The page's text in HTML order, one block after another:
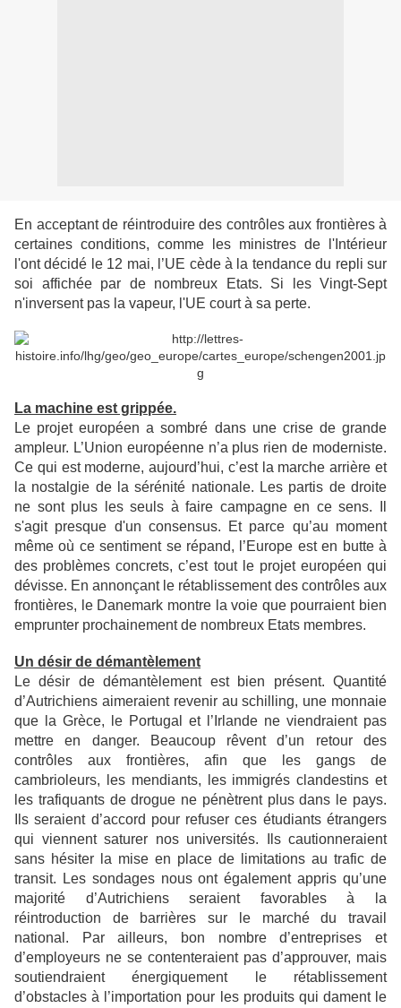
En acceptant de réintroduire des contrôles aux frontières à
certaines conditions, comme les ministres de
l'Intérieur
l'ont décidé le 12 mai, l’UE cède à la tendance du repli sur
soi affichée par de nombreux Etats. Si
les Vingt-Sept
n'inversent pas la vapeur, l'UE court à sa perte.
La machine est grippée.
Le projet européen a sombré dans une crise de grande
ampleur. L’Union européenne n’a plus rien de moderniste.
Ce qui est moderne, aujourd’hui, c’est la marche arrière et
la nostalgie de la sérénité nationale. Les partis de droite
ne sont plus les seuls à faire campagne en ce sens. Il
s'agit presque d'un consensus. Et parce qu’au moment
même où ce sentiment se répand, l’Europe est en butte à
des problèmes concrets, c’est tout le projet européen qui
dévisse. En annonçant le rétablissement des contrôles aux
frontières, le Danemark montre la voie que pourraient bien
emprunter prochainement de nombreux Etats membres.
Un désir de démantèlement
Le désir de démantèlement est bien présent. Quantité
d’Autrichiens aimeraient revenir au schilling, une monnaie
que la Grèce, le Portugal et l’Irlande ne viendraient pas
mettre en danger. Beaucoup rêvent d’un
retour des
contrôles aux frontières, afin que les gangs de
cambrioleurs, les mendiants, les immigrés clandestins et
les trafiquants de drogue ne pénètrent plus dans le pays.
Ils seraient d’accord pour refuser ces étudiants étrangers
qui viennent saturer nos universités. Ils cautionneraient
sans hésiter la mise en place de
limitations au trafic de
transit. Les sondages nous ont également appris qu’une
majorité d’Autrichiens
seraient favorables à la
réintroduction de barrières sur le marché du travail
national. Par ailleurs, bon nombre
d’entreprises et
d’employeurs ne se contenteraient pas d’approuver, mais
soutiendraient énergiquement le
rétablissement
d’obstacles à l’importation pour les produits qui dament le